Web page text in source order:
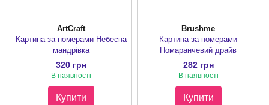
ArtCraft
Картина за номерами Небесна
мандрівка
320 грн
В наявності
Купити
Brushme
Картина за номерами
Помаранчевий драйв
282 грн
В наявності
Купити